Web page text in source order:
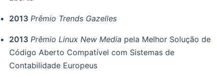
2013 Prêmio Trends Gazelles
2013 Prêmio Linux New Media pela Melhor Solução de
Código Aberto Compatível com Sistemas de
Contabilidade Europeus